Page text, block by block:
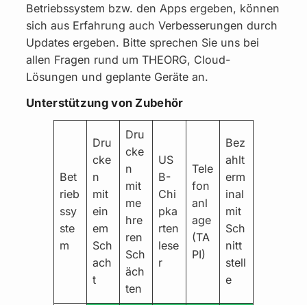
Betriebssystem bzw. den Apps ergeben, können
sich aus Erfahrung auch Verbesserungen durch
Updates ergeben. Bitte sprechen Sie uns bei
allen Fragen rund um THEORG, Cloud-
Lösungen und geplante Geräte an.
Unterstützung von Zubehör
Bet
rieb
ssy
ste
m
Dru
cke
n
mit
ein
em
Sch
ach
t
Dru
cke
n
mit
me
hre
ren
Sch
äch
ten
US
B-
Chi
pka
rten
lese
r
Tele
fon
anl
age
(TA
PI)
Bez
ahlt
erm
inal
mit
Sch
nitt
stell
e